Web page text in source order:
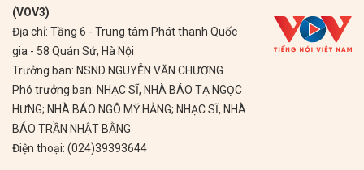
(VOV3)
Địa chỉ: Tầng 6 - Trung tâm Phát thanh Quốc
gia - 58 Quán Sứ, Hà Nội
Trưởng ban: NSND NGUYỄN VĂN CHƯƠNG
Phó trưởng ban: NHẠC SĨ, NHÀ BÁO TẠ NGỌC
HƯNG; NHÀ BÁO NGÔ MỸ HẰNG; NHẠC SĨ, NHÀ
BÁO TRẦN NHẬT BẰNG
Điện thoại: (024)39393644